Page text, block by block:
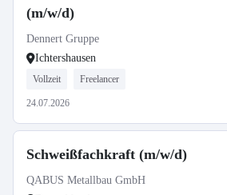
(m/w/d)
Dennert Gruppe
Ichtershausen
Vollzeit Freelancer
24.07.2026
Schweißfachkraft (m/w/d)
QABUS Metallbau GmbH